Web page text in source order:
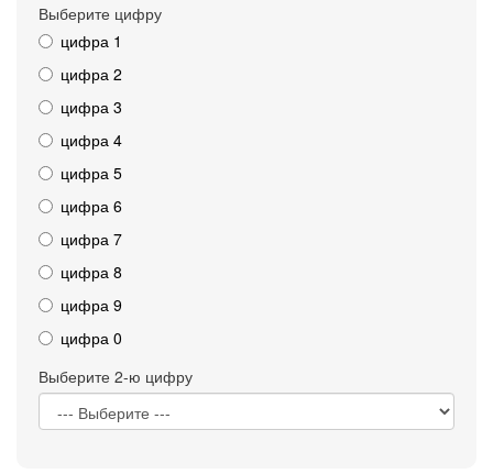
Выберите цифру
цифра 1
цифра 2
цифра 3
цифра 4
цифра 5
цифра 6
цифра 7
цифра 8
цифра 9
цифра 0
Выберите 2-ю цифру